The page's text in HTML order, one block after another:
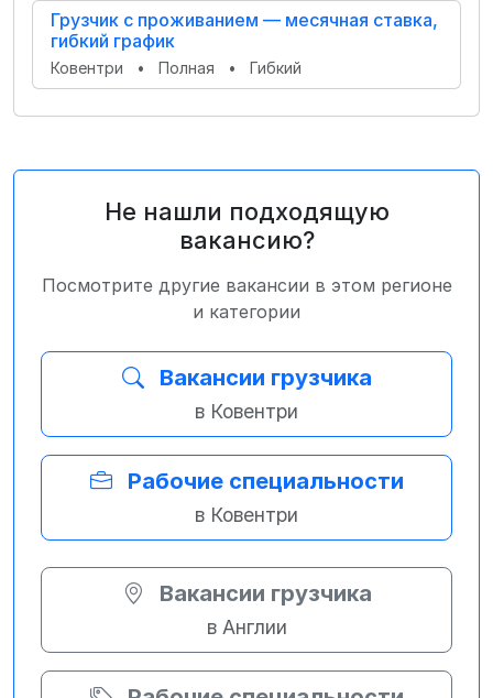
Грузчик с проживанием — месячная ставка,
гибкий график
Ковентри • Полная • Гибкий
Не нашли подходящую
вакансию?
Посмотрите другие вакансии в этом регионе
и категории
Вакансии грузчика
в Ковентри
Рабочие специальности
в Ковентри
Вакансии грузчика
в Англии